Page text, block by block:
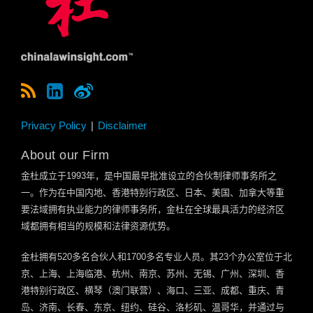
Privacy Policy Disclaimer
About our Firm
金杜成立于1993年，是中国最早批准设立的合伙制律师事务所之
一。作为在中国内地、香港特别行政区、日本、美国、加拿大等重
要法域拥有执业能力的律师事务所，金杜在全球最具活力的经济区
域都拥有相当的规模和法律资源优势。
金杜拥有520多名合伙人和 1700多名专业人员。其23个办公室位于北
京、上海、上海临港、杭州、南京、苏州、无锡、广州、深圳、香
港特别行政区、横琴（澳门联营）、海口、三亚、成都、重庆、青
岛、济南、长春、东京、纽约、硅谷、洛杉矶、温哥华，并通过与